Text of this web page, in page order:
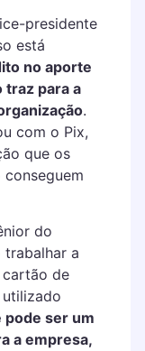
presidente
está
no aporte
traz para a
.
com o Pix,
que os
do
trabalhar a
cartão de
pode ser um
a empresa,